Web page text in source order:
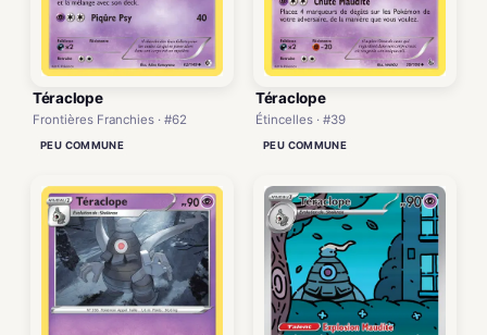
Téraclope
Frontières Franchies · #62
PEU COMMUNE
Téraclope
Étincelles · #39
PEU COMMUNE